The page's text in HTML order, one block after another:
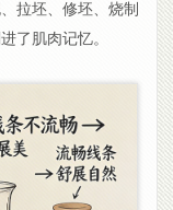
拉坯、修坯、烧制
了肌肉记忆。